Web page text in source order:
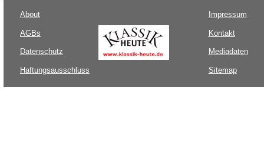
About
AGBs
Datenschutz
Haftungsausschluss
Impressum
Kontakt
Mediadaten
Sitemap